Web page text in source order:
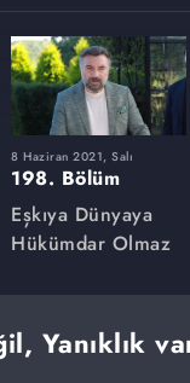
8 Haziran 2021, Salı
198. Bölüm
Eşkıya Dünyaya
Hükümdar Olmaz
Yanıklık